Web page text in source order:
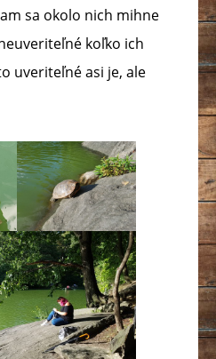
sa okolo nich mihne
koľko ich
uveriteľné asi je, ale